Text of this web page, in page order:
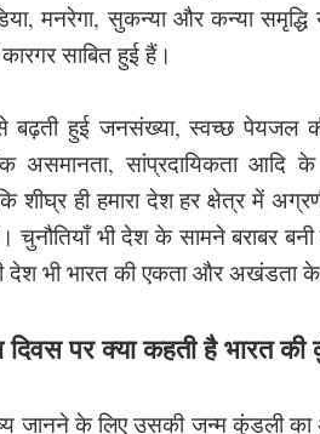
मनरेगा, सुकन्या और कन्या
साबित हुई हैं।
हुई जनसंख्या, स्वच्छ पेयजल की
असमानता, सांप्रदायिकता
ही हमारा देश हर क्षेत्र में
भी देश के सामने बराबर
देश भी भारत की एकता और अखंडता
पर क्या कहती है भारत की
जानने के लिए उसकी जन्म कुंडली